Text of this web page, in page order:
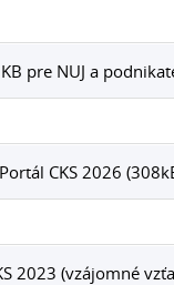
pre NUJ a
CKS 2026
2023 (vzájomné